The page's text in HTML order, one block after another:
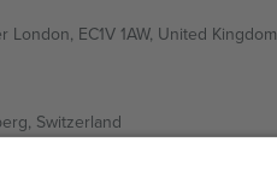
London, EC1V 1AW, United Kingdom
Switzerland